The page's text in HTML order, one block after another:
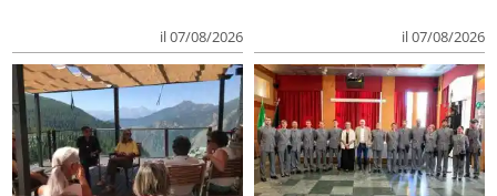
il 07/08/2026 il 07/08/2026